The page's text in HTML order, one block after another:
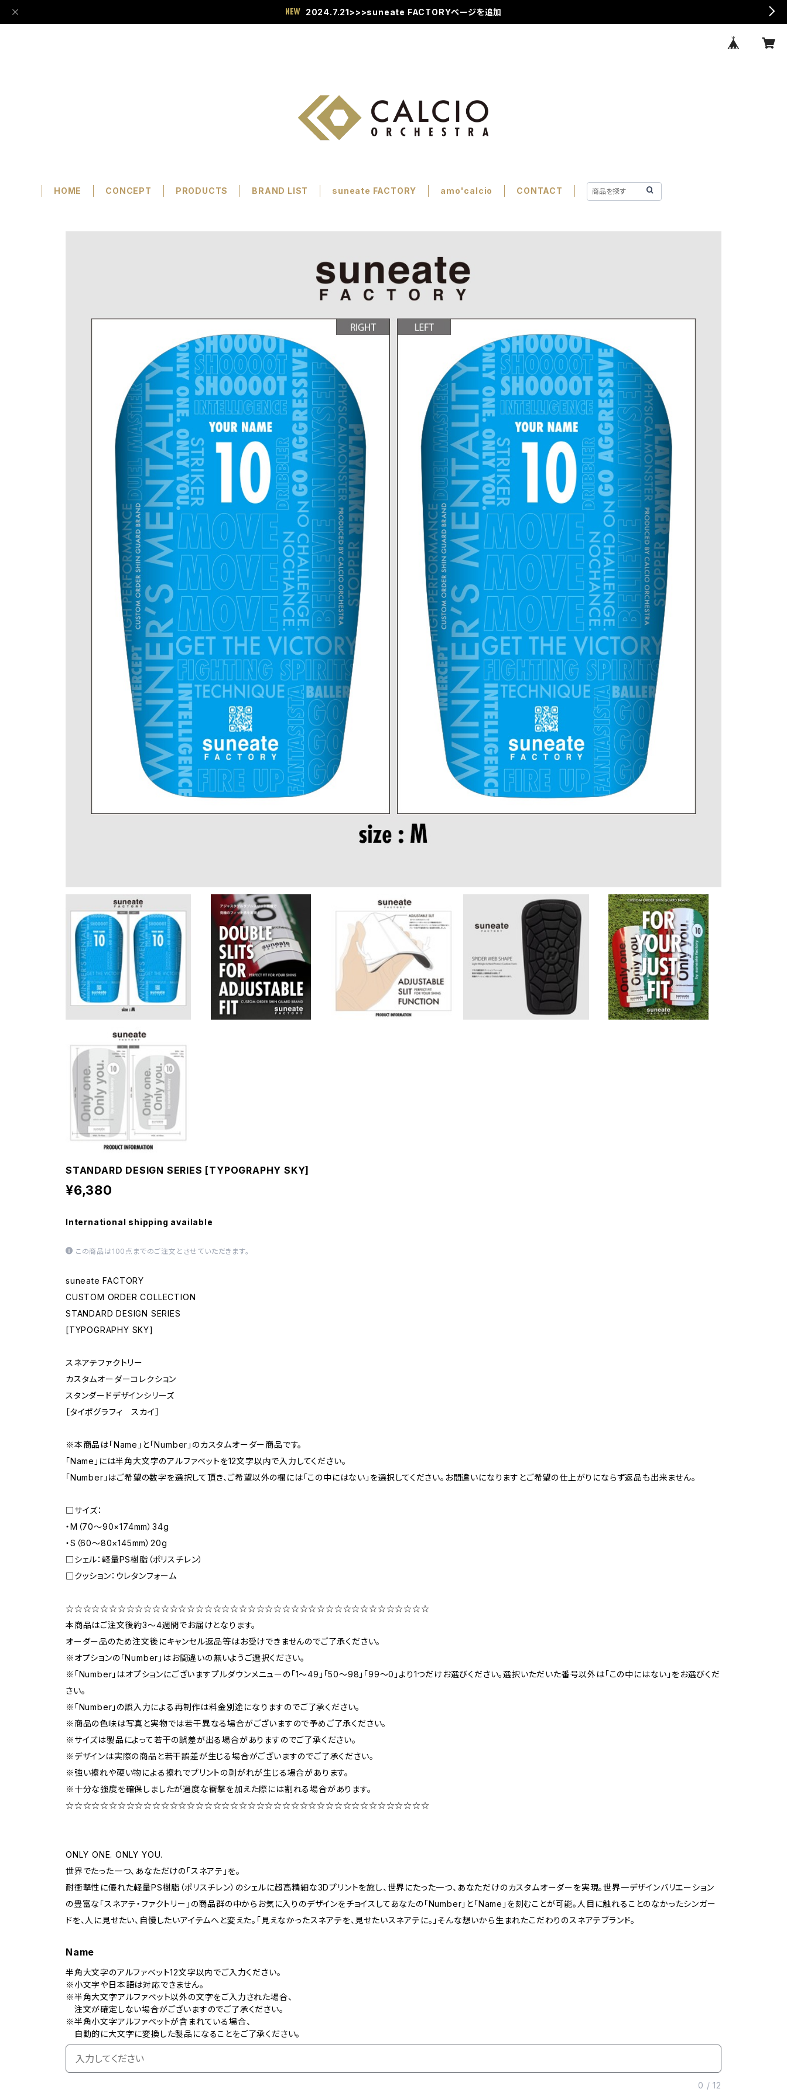
2024.7.21>>>suneate FACTORYページを追加
HOME CONCEPT PRODUCTS BRAND LIST suneate FACTORY amo'calcio CONTACT
STANDARD DESIGN SERIES [TYPOGRAPHY SKY]
¥6,380
International shipping available
この商品は100点までのご注文とさせていただきます。
suneate FACTORY
CUSTOM ORDER COLLECTION
STANDARD DESIGN SERIES
[TYPOGRAPHY SKY]
スネアテファクトリー
カスタムオーダーコレクション
スタンダードデザインシリーズ
［タイポグラフィ スカイ］
※本商品は「Name」と「Number」のカスタムオーダー商品です。
「Name」には半角大文字のアルファベットを12文字以内で入力してください。
「Number」はご希望の数字を選択して頂き、ご希望以外の欄には「この中にはない」を選択してください。お間違いになりますとご希望の仕上がりにならず返品も出来ません。
□サイズ：
・M（70〜90×174mm）34g
・S（60〜80×145mm）20g
□シェル：軽量PS樹脂（ポリスチレン）
□クッション：ウレタンフォーム
☆☆☆☆☆☆☆☆☆☆☆☆☆☆☆☆☆☆☆☆☆☆☆☆☆☆☆☆☆☆☆☆☆☆☆☆☆☆☆☆☆☆
本商品はご注文後約3〜4週間でお届けとなります。
オーダー品のため注文後にキャンセル返品等はお受けできませんのでご了承ください。
※オプションの「Number」はお間違いの無いようご選択ください。
※「Number」はオプションにございますプルダウンメニューの「1〜49」「50〜98」「99〜0」より1つだけお選びください。選択いただいた番号以外は「この中にはない」をお選びくだ
さい。
※「Number」の誤入力による再制作は料金別途になりますのでご了承ください。
※商品の色味は写真と実物では若干異なる場合がございますので予めご了承ください。
※サイズは製品によって若干の誤差が出る場合がありますのでご了承ください。
※デザインは実際の商品と若干誤差が生じる場合がございますのでご了承ください。
※強い擦れや硬い物による擦れでプリントの剥がれが生じる場合があります。
※十分な強度を確保しましたが過度な衝撃を加えた際には割れる場合があります。
☆☆☆☆☆☆☆☆☆☆☆☆☆☆☆☆☆☆☆☆☆☆☆☆☆☆☆☆☆☆☆☆☆☆☆☆☆☆☆☆☆☆
ONLY ONE. ONLY YOU.
世界でたった一つ、あなただけの「スネアテ」を。
耐衝撃性に優れた軽量PS樹脂（ポリスチレン）のシェルに超高精細な3Dプリントを施し、世界にたった一つ、あなただけのカスタムオーダーを実現。世界一デザインバリエーション
の豊富な「スネアテ・ファクトリー」の商品群の中からお気に入りのデザインをチョイスしてあなたの「Number」と「Name」を刻むことが可能。人目に触れることのなかったシンガー
ドを、人に見せたい、自慢したいアイテムへと変えた。「見えなかったスネアテを、見せたいスネアテに。」そんな想いから生まれたこだわりのスネアテブランド。
Name
半角大文字のアルファベット12文字以内でご入力ください。
※小文字や日本語は対応できません。
※半角大文字アルファベット以外の文字をご入力された場合、
注文が確定しない場合がございますのでご了承ください。
※半角小文字アルファベットが含まれている場合、
自動的に大文字に変換した製品になることをご了承ください。
0 /12